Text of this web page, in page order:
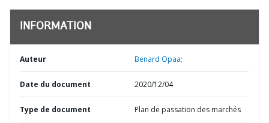
INFORMATION
Auteur Benard Opaa;
Date du document 2020/12/04
Type de document Plan de passation des marchés